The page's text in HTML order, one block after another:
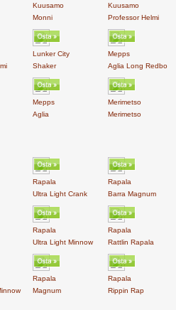
Kuusamo
Monni
Kuusamo
Professor Helmi
Lunker City
Shaker
Mepps
Aglia Long Redbo
Mepps
Aglia
Merimetso
Merimetso
Rapala
Ultra Light Crank
Rapala
Barra Magnum
Rapala
Ultra Light Minnow
Rapala
Rattlin Rapala
Rapala
Magnum
Rapala
Rippin Rap